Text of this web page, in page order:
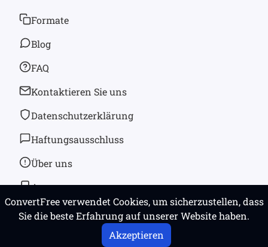
ConvertFree verwendet Cookies, um sicherzustellen, dass
Sie die beste Erfahrung auf unserer Website haben.
Akzeptieren
Formate
Blog
FAQ
Kontaktieren Sie uns
Datenschutzerklärung
Haftungsausschluss
Über uns
App
convertfree.com Alle Rechte vorbehalten